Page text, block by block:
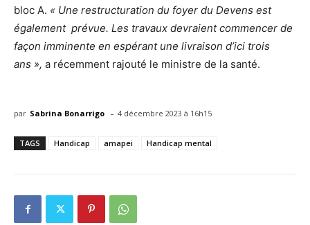
bloc A. « Une restructuration du foyer du Devens est
également prévue. Les travaux devraient commencer de
façon imminente en espérant une livraison d’ici trois
ans », a récemment rajouté le ministre de la santé.
par Sabrina Bonarrigo - 4 décembre 2023 à 16h15
TAGS Handicap amapei Handicap mental